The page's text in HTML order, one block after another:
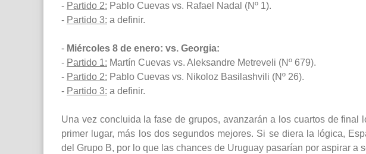
- Partido 2: Pablo Cuevas vs. Rafael Nadal (Nº 1).
- Partido 3: a definir.
- Miércoles 8 de enero: vs. Georgia:
- Partido 1: Martín Cuevas vs. Aleksandre Metreveli (Nº 679).
- Partido 2: Pablo Cuevas vs. Nikoloz Basilashvili (Nº 26).
- Partido 3: a definir.
Una vez concluida la fase de grupos, avanzarán a los cuartos de final
primer lugar, más los dos segundos mejores. Si se diera la lógica,
del Grupo B, por lo que las chances de Uruguay pasarían por aspirar a